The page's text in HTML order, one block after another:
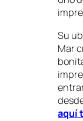
Su
Mar
aquí